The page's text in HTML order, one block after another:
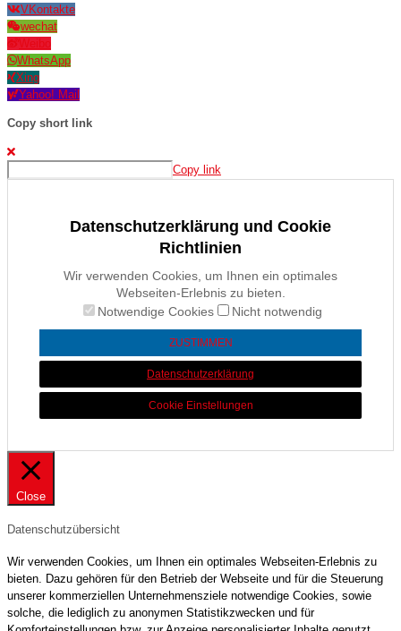
VKontakte
wechat
Weibo
WhatsApp
Xing
Yahoo! Mail
Copy short link
Copy link
Datenschutzerklärung und Cookie
Richtlinien
Wir verwenden Cookies, um Ihnen ein optimales
Webseiten-Erlebnis zu bieten.
Notwendige Cookies
Nicht notwendig
ZUSTIMMEN
Datenschutzerklärung
Cookie Einstellungen
Close
Datenschutzübersicht
Wir verwenden Cookies, um Ihnen ein optimales Webseiten-Erlebnis zu
bieten. Dazu gehören für den Betrieb der Webseite und für die Steuerung
unserer kommerziellen Unternehmensziele notwendige Cookies, sowie
solche, die lediglich zu anonymen Statistikzwecken und für